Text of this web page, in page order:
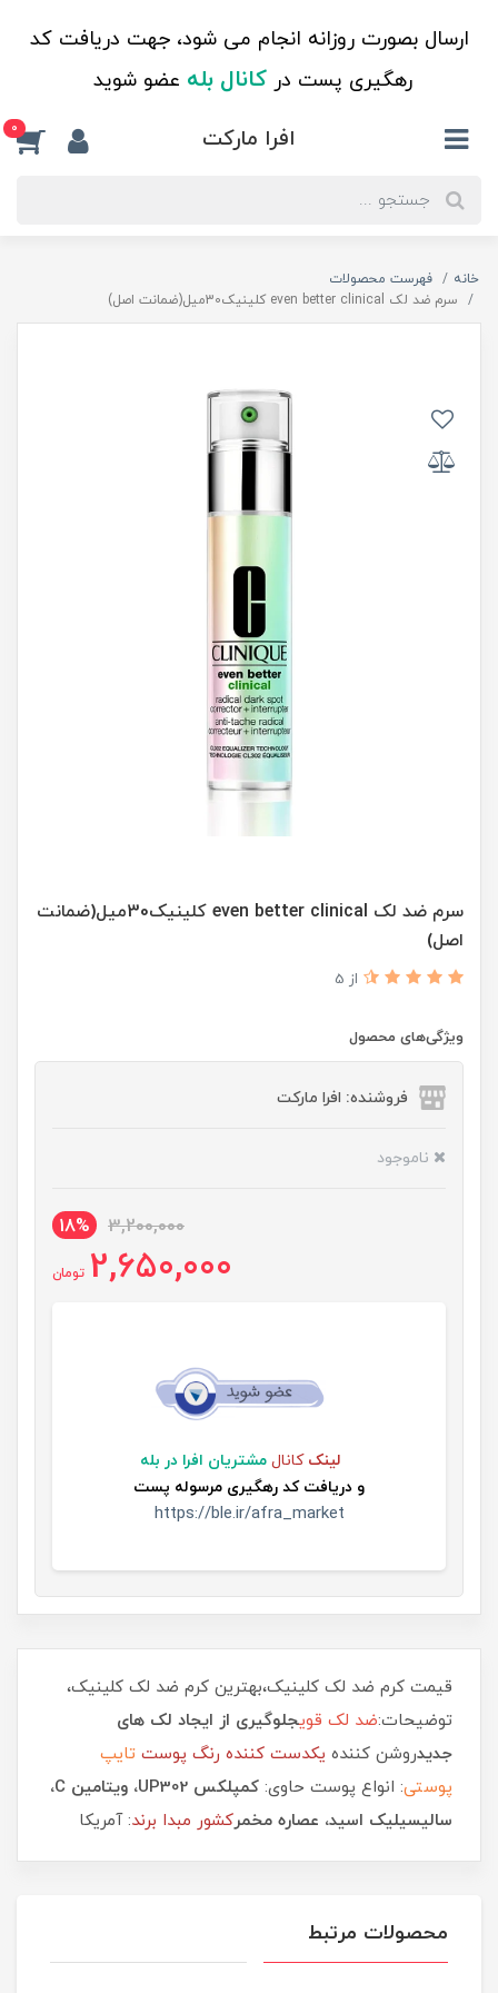
ارسال بصورت روزانه انجام می شود، جهت دریافت کد
رهگیری پست درکانال بله عضو شوید
افرا مارکت 0
خانه
فهرست محصولات
سرم ضد لک even better clinical کلینیک30میل(ضمانت اصل)
سرم ضد لک even better clinical کلینیک30میل(ضمانت
اصل)
از 5
ویژگی‌های محصول
فروشنده: افرا مارکت
ناموجود
3,200,000
18%
2,650,000 تومان
لینک کانال مشتریان افرا در بله
و دریافت کد رهگیری مرسوله پست
https://ble.ir/afra_market
قیمت کرم ضد لک کلینیک،بهترین کرم ضد لک کلینیک،
توضیحات:ضد لک قویجلوگیری از ایجاد لک های
جدیدروشن کننده یکدست کننده رنگ پوست تایپ
پوستی: انواع پوست حاوی:
کمپلکس UP302، ویتامین C،
سالیسیلیک اسید، عصاره مخمرکشور مبدا برند: آمریکا
محصولات مرتبط